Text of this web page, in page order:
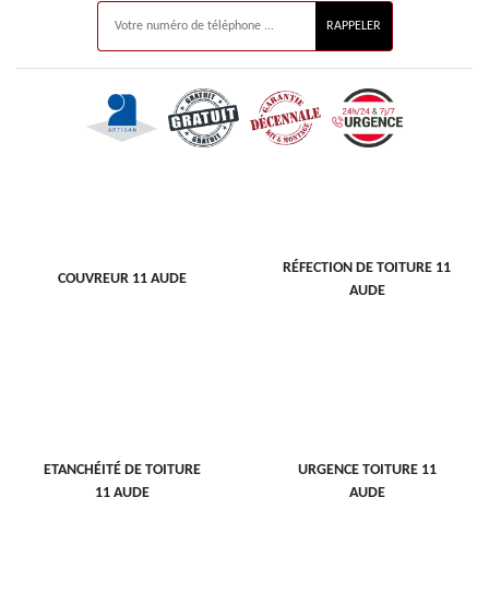
COUVREUR 11 AUDE
RÉFECTION DE TOITURE 11
AUDE
ETANCHÉITÉ DE TOITURE
11 AUDE
URGENCE TOITURE 11
AUDE